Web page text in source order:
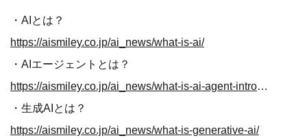
・AIとは？
https://aismiley.co.jp/ai_news/what-is-ai/
・AIエージェントとは？
・生成AIとは？
https://aismiley.co.jp/ai_news/what-is-generative-ai/